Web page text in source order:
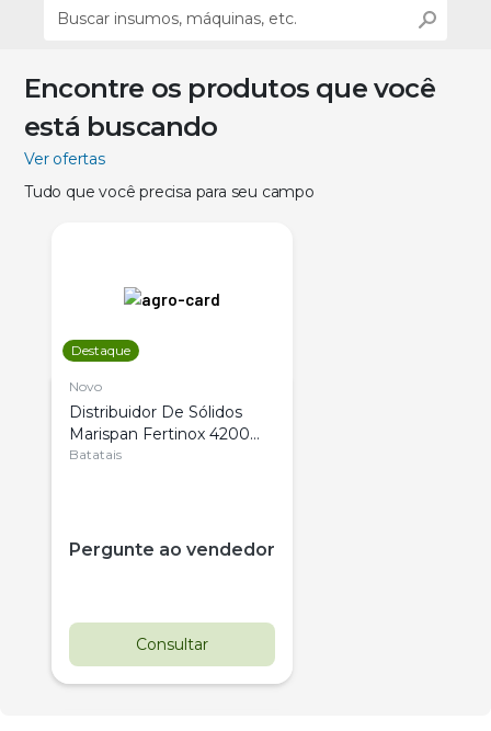
Encontre os produtos que você
está buscando
Ver ofertas
Tudo que você precisa para seu campo
Destaque
Novo
Distribuidor De Sólidos
Marispan Fertinox 4200
Citrus
Batatais
Pergunte ao vendedor
Consultar